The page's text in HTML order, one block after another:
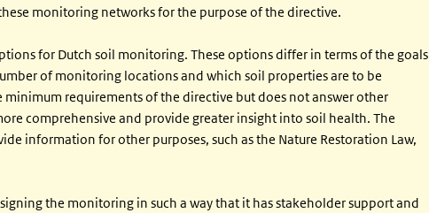
monitoring networks for the purpose of the directive.
for Dutch soil monitoring. These options differ in terms of the goals
of monitoring locations and which soil properties are to be
minimum requirements of the directive but does not answer other
comprehensive and provide greater insight into soil health. The
information for other purposes, such as the Nature Restoration Law,
the monitoring in such a way that it has stakeholder support and